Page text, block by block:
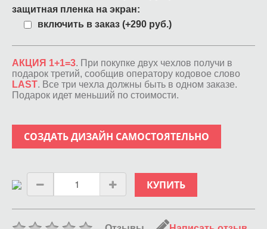
защитная пленка на экран:
включить в заказ (+290 руб.)
АКЦИЯ 1+1=3. При покупке двух чехлов получи в
подарок третий, сообщив оператору кодовое слово
LAST. Все три чехла должны быть в одном заказе.
Подарок идет меньший по стоимости.
СОЗДАТЬ ДИЗАЙН САМОСТОЯТЕЛЬНО
КУПИТЬ